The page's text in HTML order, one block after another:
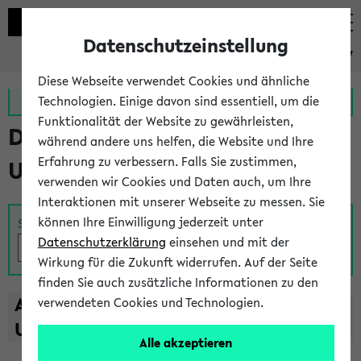
eKVV
Zur MeineUni App Zum MeineUni Portal
Das Lehrangebot der
Universität Bielefeld
Suche
A B C D E F G H I J K L M N O
U
V W X Y
Z
Datenschutzeinstellung
Diese Webseite verwendet Cookies und ähnliche
Technologien. Einige davon sind essentiell, um die
Funktionalität der Website zu gewährleisten,
während andere uns helfen, die Website und Ihre
Erfahrung zu verbessern. Falls Sie zustimmen,
verwenden wir Cookies und Daten auch, um Ihre
Interaktionen mit unserer Webseite zu messen. Sie
können Ihre Einwilligung jederzeit unter
Datenschutzerklärung einsehen und mit der
Wirkung für die Zukunft widerrufen. Auf der Seite
finden Sie auch zusätzliche Informationen zu den
verwendeten Cookies und Technologien.
Alle akzeptieren